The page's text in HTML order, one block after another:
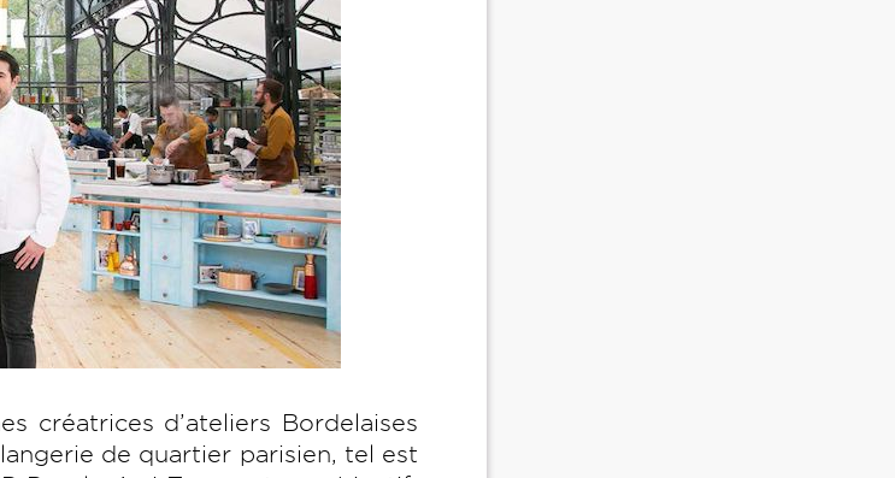
créatrices d’ateliers Bordelaises
de quartier parisien, tel est